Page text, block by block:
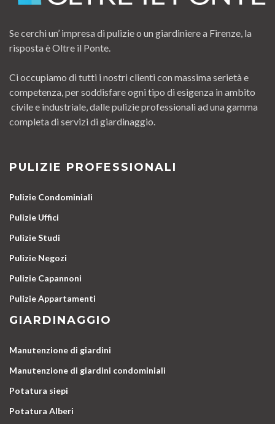
Se cerchi un’ impresa di pulizie o un giardiniere a Firenze, la
risposta è Oltre il Ponte.
Ci occupiamo di tutti i nostri clienti con massima serietà e
competenza, per soddisfare ogni tipo di esigenza in ambito
civile e industriale, dalle pulizie professionali ad una gamma
completa di servizi di giardinaggio.
PULIZIE PROFESSIONALI
Pulizie Condominiali
Pulizie Uffici
Pulizie Studi
Pulizie Negozi
Pulizie Capannoni
Pulizie Appartamenti
GIARDINAGGIO
Manutenzione di giardini
Manutenzione di giardini condominiali
Potatura siepi
Potatura Alberi